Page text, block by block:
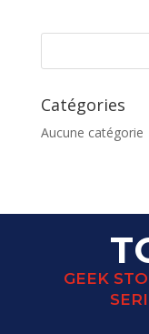
Catégories
Aucune catégorie
GEEK